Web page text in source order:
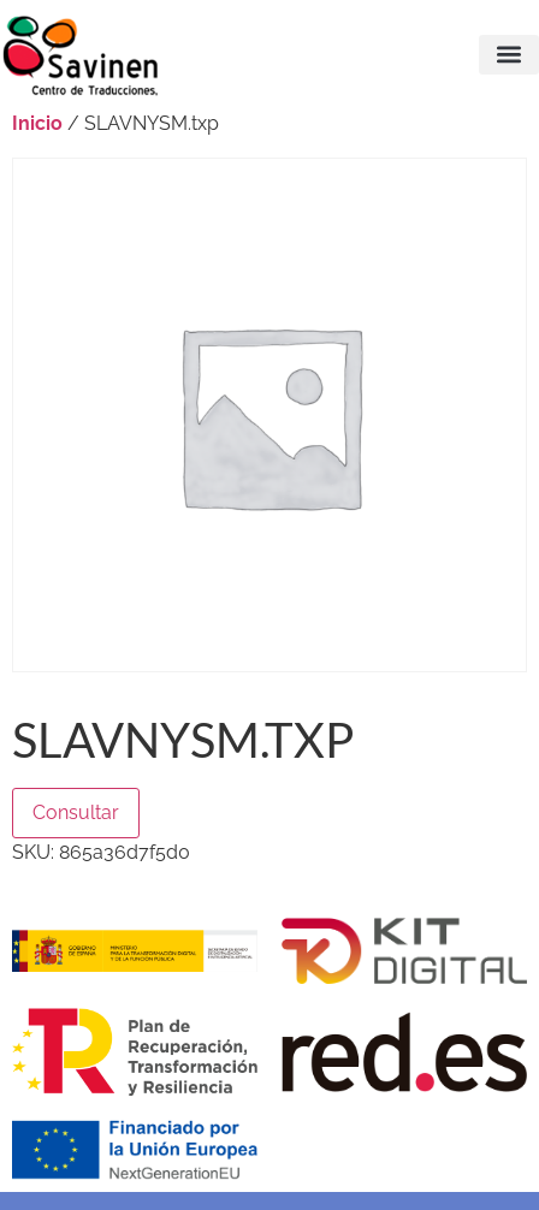
Inicio / SLAVNYSM.txp
SLAVNYSM.TXP
Consultar
SKU: 865a36d7f5d0